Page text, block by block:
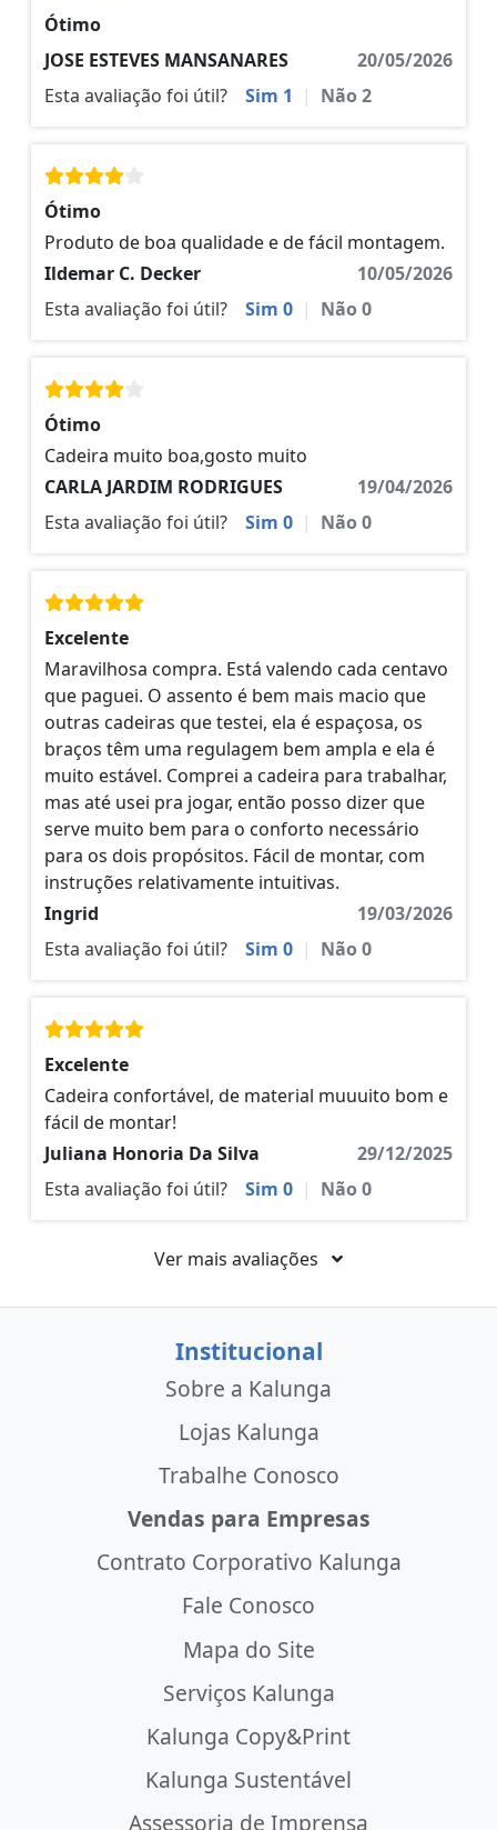
Ótimo
JOSE ESTEVES MANSANARES
20/05/2026
Esta avaliação foi útil?
Sim 1 | Não2
Ótimo
Produto de boa qualidade e de fácil montagem.
Ildemar C. Decker
10/05/2026
Esta avaliação foi útil?
Sim 0 | Não0
Ótimo
Cadeira muito boa,gosto muito
CARLA JARDIM RODRIGUES
19/04/2026
Esta avaliação foi útil?
Sim 0 | Não0
Excelente
Maravilhosa compra. Está valendo cada centavo
que paguei. O assento é bem mais macio que
outras cadeiras que testei, ela é espaçosa, os
braços têm uma regulagem bem ampla e ela é
muito estável. Comprei a cadeira para trabalhar,
mas até usei pra jogar, então posso dizer que
serve muito bem para o conforto necessário
para os dois propósitos. Fácil de montar, com
instruções relativamente intuitivas.
Ingrid
19/03/2026
Esta avaliação foi útil?
Sim 0 | Não0
Excelente
Cadeira confortável, de material muuuito bom e
fácil de montar!
Juliana Honoria Da Silva
29/12/2025
Esta avaliação foi útil?
Sim 0 | Não0
Ver mais avaliações
Institucional
Sobre a Kalunga
Lojas Kalunga
Trabalhe Conosco
Vendas para Empresas
Contrato Corporativo Kalunga
Fale Conosco
Mapa do Site
Serviços Kalunga
Kalunga Copy&Print
Kalunga Sustentável
Assessoria de Imprensa